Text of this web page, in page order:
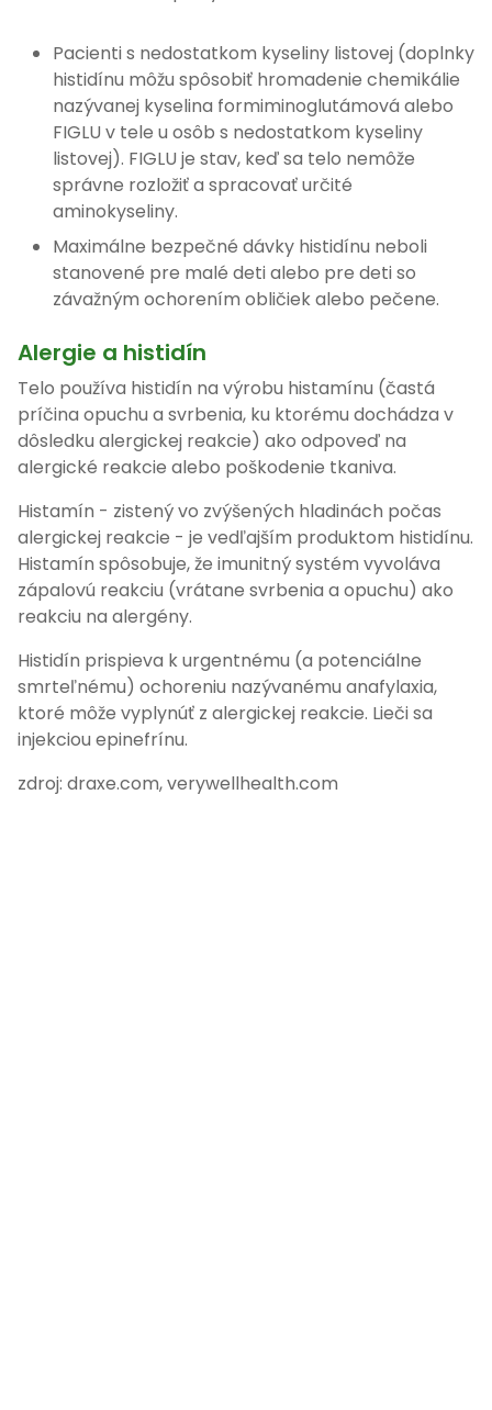
Pacienti s nedostatkom kyseliny listovej (doplnky
histidínu môžu spôsobiť hromadenie chemikálie
nazývanej kyselina formiminoglutámová alebo
FIGLU v tele u osôb s nedostatkom kyseliny
listovej). FIGLU je stav, keď sa telo nemôže
správne rozložiť a spracovať určité
aminokyseliny.
Maximálne bezpečné dávky histidínu neboli
stanovené pre malé deti alebo pre deti so
závažným ochorením obličiek alebo pečene.
Alergie a histidín
Telo používa histidín na výrobu histamínu (častá
príčina opuchu a svrbenia, ku ktorému dochádza v
dôsledku alergickej reakcie) ako odpoveď na
alergické reakcie alebo poškodenie tkaniva.
Histamín - zistený vo zvýšených hladinách počas
alergickej reakcie - je vedľajším produktom histidínu.
Histamín spôsobuje, že imunitný systém vyvoláva
zápalovú reakciu (vrátane svrbenia a opuchu) ako
reakciu na alergény.
Histidín prispieva k urgentnému (a potenciálne
smrteľnému) ochoreniu nazývanému anafylaxia,
ktoré môže vyplynúť z alergickej reakcie. Lieči sa
injekciou epinefrínu.
zdroj: draxe.com, verywellhealth.com